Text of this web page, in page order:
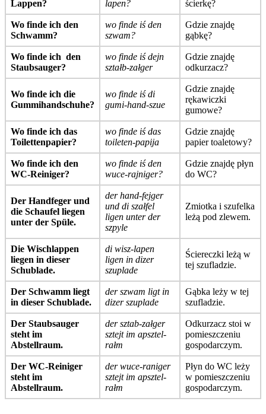
Lappen?
lapen?
ścierkę?
Wo finde ich den
Schwamm?
wo finde iś den
szwam?
Gdzie znajdę
gąbkę?
Wo finde ich den
Staubsauger?
wo finde iś dejn
ształb-załger
Gdzie znajdę
odkurzacz?
Wo finde ich die
Gummihandschuhe?
wo finde iś di
gumi-hand-szue
Gdzie znajdę
rękawiczki
gumowe?
Wo finde ich das
Toilettenpapier?
wo finde iś das
toileten-papija
Gdzie znajdę
papier toaletowy?
Wo finde ich den
WC-Reiniger?
wo finde iś den
wuce-rajniger?
Gdzie znajdę płyn
do WC?
Der Handfeger und
die Schaufel liegen
unter der Spüle.
der hand-fejger
und di szałfel
ligen unter der
szpyle
Zmiotka i szufelka
leżą pod zlewem.
Die Wischlappen
liegen in dieser
Schublade.
di wisz-lapen
ligen in dizer
szuplade
Ściereczki leżą w
tej szufladzie.
Der Schwamm liegt
in dieser Schublade.
der szwam ligt in
dizer szuplade
Gąbka leży w tej
szufladzie.
Der Staubsauger
steht im
Abstellraum.
der sztab-załger
sztejt im apsztel-
rałm
Odkurzacz stoi w
pomieszczeniu
gospodarczym.
Der WC-Reiniger
steht im
Abstellraum.
der wuce-raniger
sztejt im apsztel-
rałm
Płyn do WC leży
w pomieszczeniu
gospodarczym.